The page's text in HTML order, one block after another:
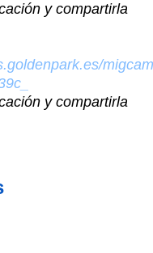
y compartirla
y compartirla